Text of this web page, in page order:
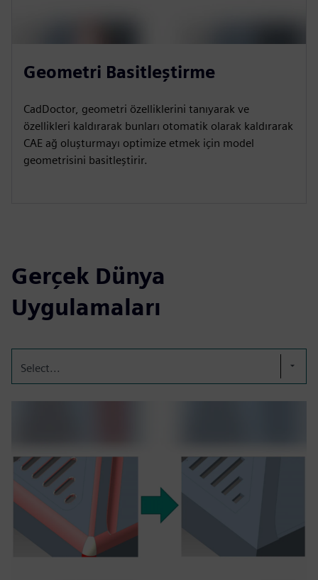
Geometri Basitleştirme
CadDoctor, geometri özelliklerini tanıyarak ve
özellikleri kaldırarak bunları otomatik olarak kaldırarak
CAE ağ oluşturmayı optimize etmek için model
geometrisini basitleştirir.
Gerçek Dünya
Uygulamaları
Select...